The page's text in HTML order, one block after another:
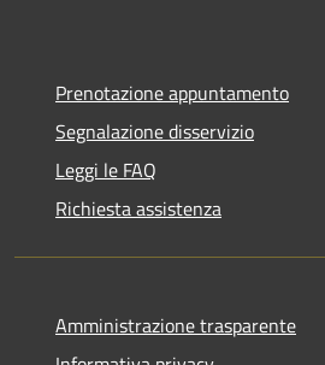
Prenotazione appuntamento
Segnalazione disservizio
Leggi le FAQ
Richiesta assistenza
Amministrazione trasparente